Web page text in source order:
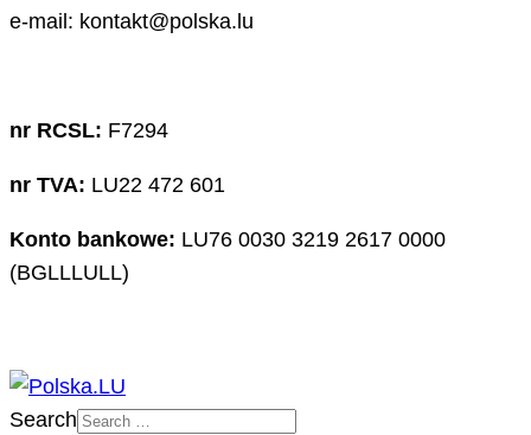
e-mail: kontakt@polska.lu
nr RCSL: F7294
nr TVA: LU22 472 601
Konto bankowe: LU76 0030 3219 2617 0000
(BGLLLULL)
Search